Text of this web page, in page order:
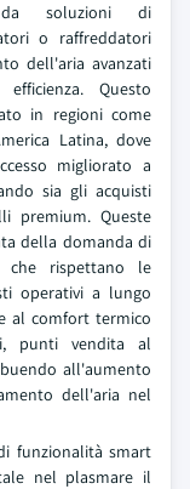
da soluzioni di
o raffreddatori
dell'aria avanzati
Questo
in regioni come
Latina, dove
migliorato a
sia gli acquisti
premium. Queste
della domanda di
che rispettano le
operativi a lungo
al comfort termico
punti vendita al
all'aumento
dell'aria nel
funzionalità smart
nel plasmare il